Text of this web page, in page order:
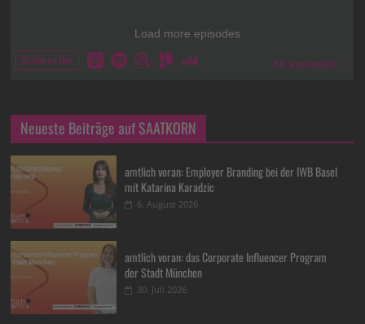
Neueste Beiträge auf SAATKORN
amtlich voran: Employer Branding bei der IWB Basel
mit Katarina Karadzic
6. August 2026
amtlich voran: das Corporate Influencer Program
der Stadt München
30. Juli 2026